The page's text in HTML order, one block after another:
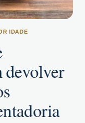
IDADE
devolver